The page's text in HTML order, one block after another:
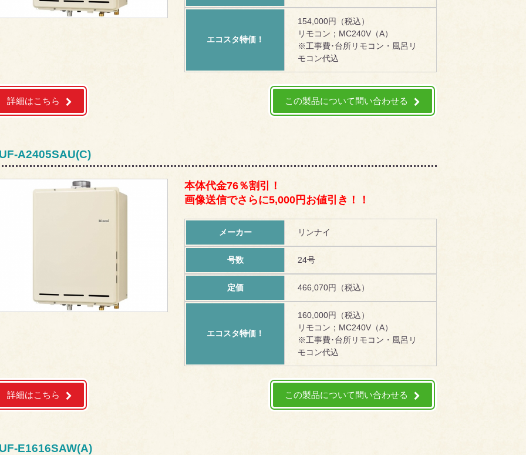
エコスタ特価！
154,000円（税込）
リモコン；MC240V（A）
※工事費･台所リモコン・風呂リ
モコン代込
詳細はこちら この製品について問い合わせる
A2405SAU(C)
本体代金76％割引！
画像送信でさらに5,000円お値引き！！
メーカー リンナイ
号数 24号
定価 466,070円（税込）
エコスタ特価！
160,000円（税込）
リモコン；MC240V（A）
※工事費･台所リモコン・風呂リ
モコン代込
詳細はこちら この製品について問い合わせる
E1616SAW(A)